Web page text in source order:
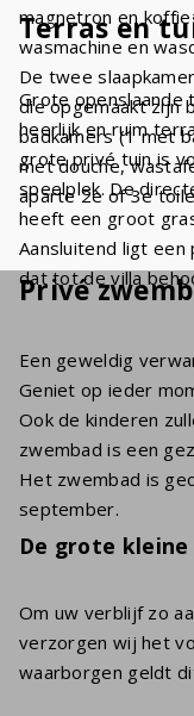
magnetron en
wasmachine en
De twee
die opgemaakt zijn
badkamers (1 met
met douche,
aparte 2e of 3e
Terras en
Grote openslaande
heerlijk en ruim
grote privé tuin is
speelplek. De
heeft een groot
Aansluitend ligt een
dat tot de villa
Privé
Een geweldig
Geniet op ieder
Ook de kinderen
zwembad is een
Het zwembad is
september.
De grote
Om uw verblijf zo
verzorgen wij het
waarborgen geldt